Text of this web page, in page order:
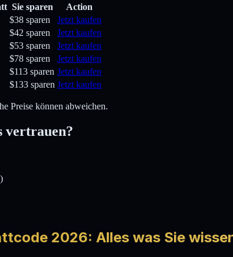
Sie sparen
Action
$38 sparen
Jetzt kaufen
$42 sparen
Jetzt kaufen
$53 sparen
Jetzt kaufen
$78 sparen
Jetzt kaufen
$113 sparen Jetzt kaufen
$133 sparen Jetzt kaufen
Preise können abweichen.
vertrauen?
2026: Alles was Sie